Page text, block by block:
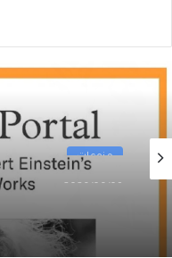
منوعات
2026/06/09